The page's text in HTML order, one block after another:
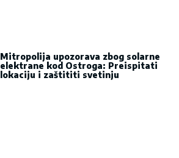
Mitropolija upozorava zbog solarne
elektrane kod Ostroga: Preispitati
lokaciju i zaštititi svetinju